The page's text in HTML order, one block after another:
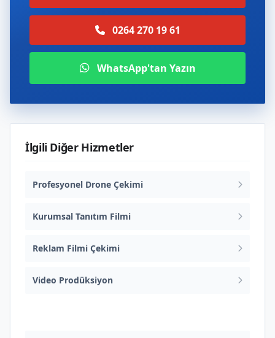
0264 270 19 61
WhatsApp'tan Yazın
İlgili Diğer Hizmetler
Profesyonel Drone Çekimi
Kurumsal Tanıtım Filmi
Reklam Filmi Çekimi
Video Prodüksiyon